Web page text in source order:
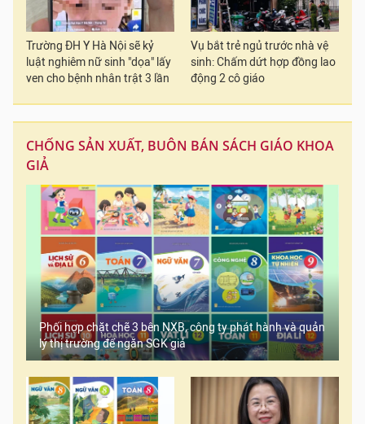
Trường ĐH Y Hà Nội sẽ kỷ
luật nghiêm nữ sinh "dọa" lấy
ven cho bệnh nhân trật 3 lần
Vụ bắt trẻ ngủ trước nhà vệ
sinh: Chấm dứt hợp đồng lao
động 2 cô giáo
CHỐNG SẢN XUẤT, BUÔN BÁN SÁCH GIÁO KHOA
GIẢ
Phối hợp chặt chẽ 3 bên NXB, công ty phát hành và quản
lý thị trường để ngăn SGK giả